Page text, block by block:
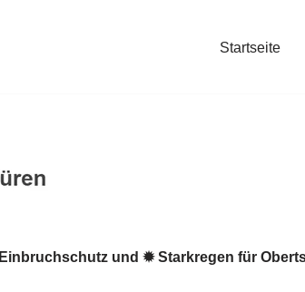
Startseite
Einbruchschutz und ✹ Starkregen für